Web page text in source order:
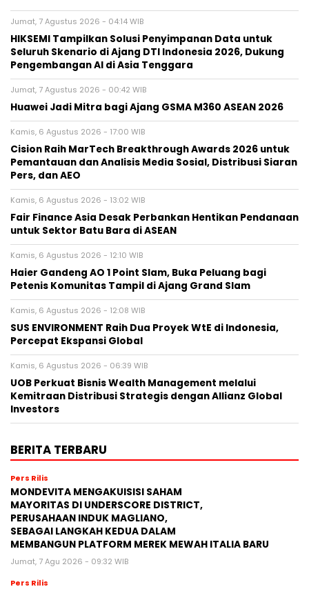
Jumat, 7 Agustus 2026 - 04:14 WIB
HIKSEMI Tampilkan Solusi Penyimpanan Data untuk
Seluruh Skenario di Ajang DTI Indonesia 2026, Dukung
Pengembangan AI di Asia Tenggara
Jumat, 7 Agustus 2026 - 00:42 WIB
Huawei Jadi Mitra bagi Ajang GSMA M360 ASEAN 2026
Kamis, 6 Agustus 2026 - 17:00 WIB
Cision Raih MarTech Breakthrough Awards 2026 untuk
Pemantauan dan Analisis Media Sosial, Distribusi Siaran
Pers, dan AEO
Kamis, 6 Agustus 2026 - 13:02 WIB
Fair Finance Asia Desak Perbankan Hentikan Pendanaan
untuk Sektor Batu Bara di ASEAN
Kamis, 6 Agustus 2026 - 12:10 WIB
Haier Gandeng AO 1 Point Slam, Buka Peluang bagi
Petenis Komunitas Tampil di Ajang Grand Slam
Kamis, 6 Agustus 2026 - 12:08 WIB
SUS ENVIRONMENT Raih Dua Proyek WtE di Indonesia,
Percepat Ekspansi Global
Kamis, 6 Agustus 2026 - 06:39 WIB
UOB Perkuat Bisnis Wealth Management melalui
Kemitraan Distribusi Strategis dengan Allianz Global
Investors
BERITA TERBARU
Pers Rilis
MONDEVITA MENGAKUISISI SAHAM
MAYORITAS DI UNDERSCORE DISTRICT,
PERUSAHAAN INDUK MAGLIANO,
SEBAGAI LANGKAH KEDUA DALAM
MEMBANGUN PLATFORM MEREK MEWAH ITALIA BARU
Jumat, 7 Agu 2026 - 09:32 WIB
Pers Rilis